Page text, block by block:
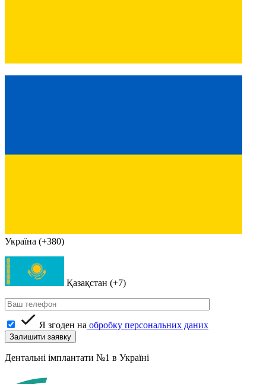
Україна (+380)
Қазақстан (+7)
Я згоден на обробку персональних даних
Дентальні імплантати №1 в Україні